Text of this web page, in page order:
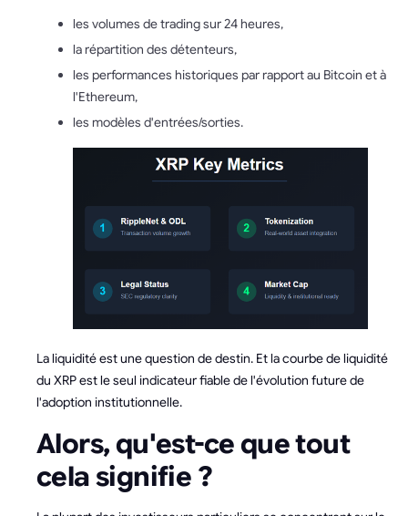
les volumes de trading sur 24 heures,
la répartition des détenteurs,
les performances historiques par rapport au Bitcoin et à
l'Ethereum,
les modèles d'entrées/sorties.
La liquidité est une question de destin. Et la courbe de liquidité
du XRP est le seul indicateur fiable de l'évolution future de
l'adoption institutionnelle.
Alors, qu'est-ce que tout
cela signifie ?